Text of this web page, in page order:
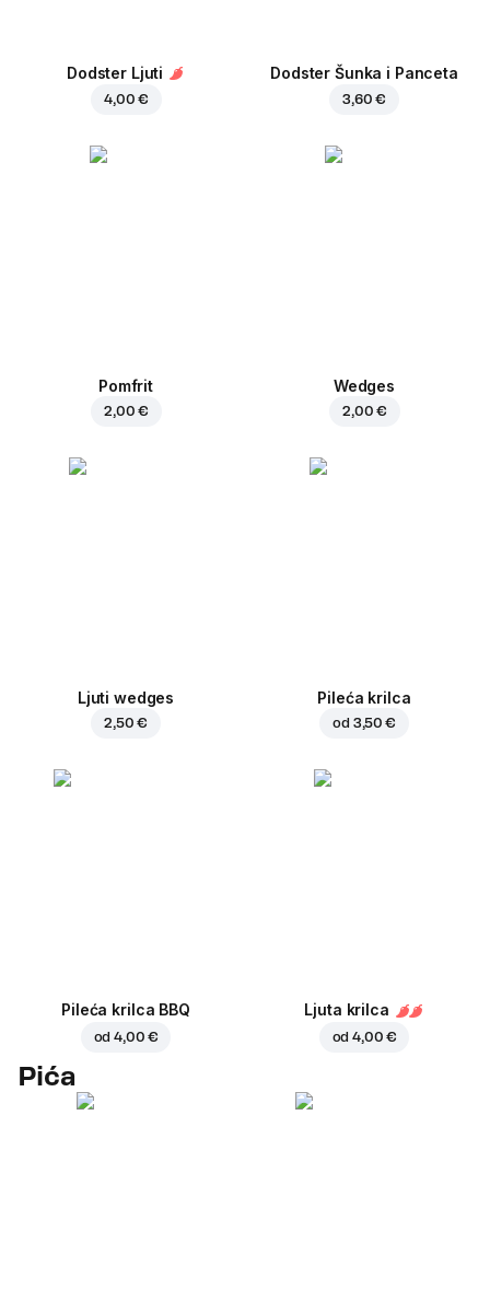
Dodster Ljuti
4,00 €
Dodster Šunka i Panceta
3,60 €
Pomfrit
2,00 €
Wedges
2,00 €
Ljuti wedges
2,50 €
Pileća krilca
od 3,50 €
Pileća krilca BBQ
od4,00 €
Ljuta krilca
od4,00 €
Pića